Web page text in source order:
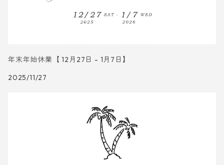
年末年始休業【 12月27日 - 1月7日】
2025/11/27